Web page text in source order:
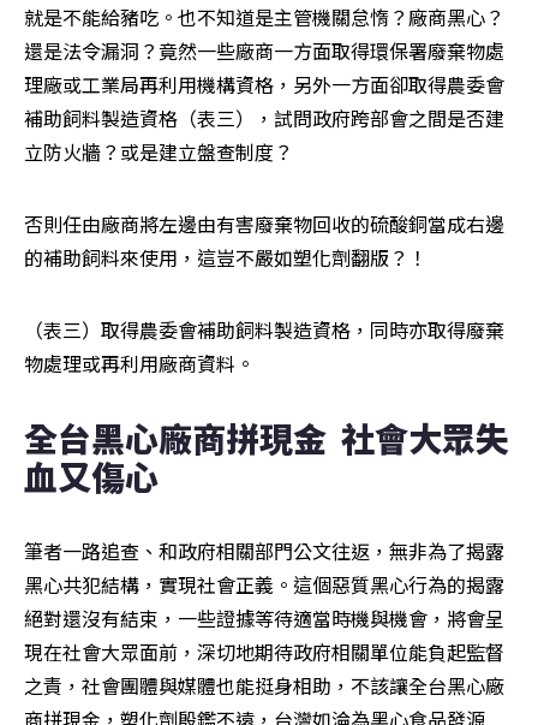
就是不能給豬吃。也不知道是主管機關怠惰？廠商黑心？
還是法令漏洞？竟然一些廠商一方面取得環保署廢棄物處
理廠或工業局再利用機構資格，另外一方面卻取得農委會
補助飼料製造資格（表三），試問政府跨部會之間是否建
立防火牆？或是建立盤查制度？
否則任由廠商將左邊由有害廢棄物回收的硫酸銅當成右邊
的補助飼料來使用，這豈不嚴如塑化劑翻版？！
（表三）取得農委會補助飼料製造資格，同時亦取得廢棄
物處理或再利用廠商資料。
全台黑心廠商拼現金  社會大眾失
血又傷心
筆者一路追查、和政府相關部門公文往返，無非為了揭露
黑心共犯結構，實現社會正義。這個惡質黑心行為的揭露
絕對還沒有結束，一些證據等待適當時機與機會，將會呈
現在社會大眾面前，深切地期待政府相關單位能負起監督
之責，社會團體與媒體也能挺身相助，不該讓全台黑心廠
商拼現金，塑化劑殷鑑不遠，台灣如淪為黑心食品發源